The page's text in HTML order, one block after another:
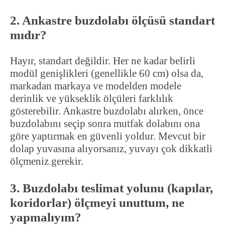
2. Ankastre buzdolabı ölçüsü standart
mıdır?
Hayır, standart değildir. Her ne kadar belirli
modül genişlikleri (genellikle 60 cm) olsa da,
markadan markaya ve modelden modele
derinlik ve yükseklik ölçüleri farklılık
gösterebilir. Ankastre buzdolabı alırken, önce
buzdolabını seçip sonra mutfak dolabını ona
göre yaptırmak en güvenli yoldur. Mevcut bir
dolap yuvasına alıyorsanız, yuvayı çok dikkatli
ölçmeniz gerekir.
3. Buzdolabı teslimat yolunu (kapılar,
koridorlar) ölçmeyi unuttum, ne
yapmalıyım?